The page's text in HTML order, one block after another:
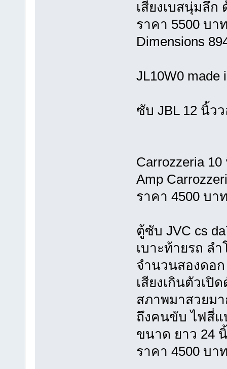
เสียงเบสนุ่มลึก
ราคา 5500 บา
Dimensions
JL10W0
ซับ JBL 12 นิ้ว
Carrozzeria
Amp
ราคา 4500 บา
ตู้ซับ JVC cs
เบาะท้ายรถ ล
จำนวนสองดอ
เสียงเกินตัวเปิ
สภาพมาสวยม
ถึงคนขับ ไฟสี่แ
ขนาด ยาว 24
ราคา 4500 บา